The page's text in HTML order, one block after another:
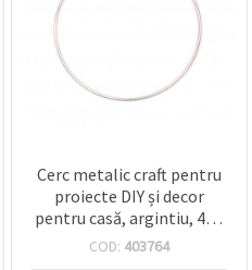
Cerc metalic craft pentru
proiecte DIY și decor
pentru casă, argintiu, 450
x 3.5 mm
COD: 403764